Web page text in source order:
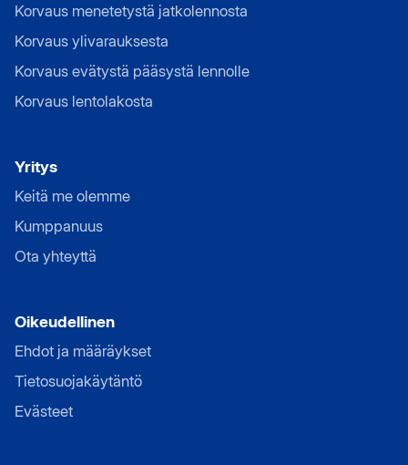
Korvaus menetetystä jatkolennosta
Korvaus ylivarauksesta
Korvaus evätystä pääsystä lennolle
Korvaus lentolakosta
Yritys
Keitä me olemme
Kumppanuus
Ota yhteyttä
Oikeudellinen
Ehdot ja määräykset
Tietosuojakäytäntö
Evästeet